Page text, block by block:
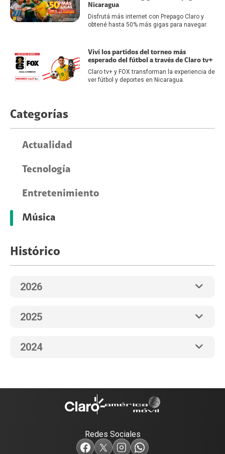
Nicaragua
Disfrutá más internet con Prepago Claro y
obtené hasta 50% más gigas para navegar.
Viví los partidos del torneo más
esperado del fútbol a través de Claro tv+
Claro tv+ y FOX transforman la experiencia de
ver fútbol y deportes en Nicaragua.
Categorías
Actualidad
Tecnología
Entretenimiento
Música
Histórico
2026
2025
2024
Redes Sociales